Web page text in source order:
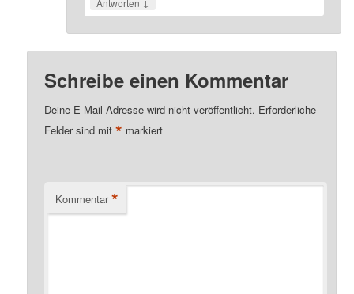
Schreibe einen Kommentar
Deine E-Mail-Adresse wird nicht veröffentlicht. Erforderliche
Felder sind mit* markiert
Kommentar *